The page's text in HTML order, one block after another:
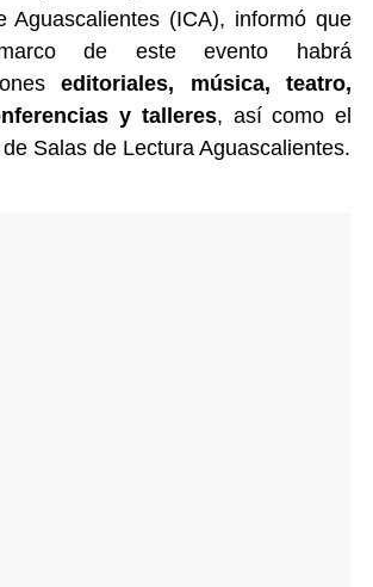
Aguascalientes (ICA), informó que
de este evento habrá
editoriales, música, teatro,
y talleres, así como el
Salas de Lectura Aguascalientes.